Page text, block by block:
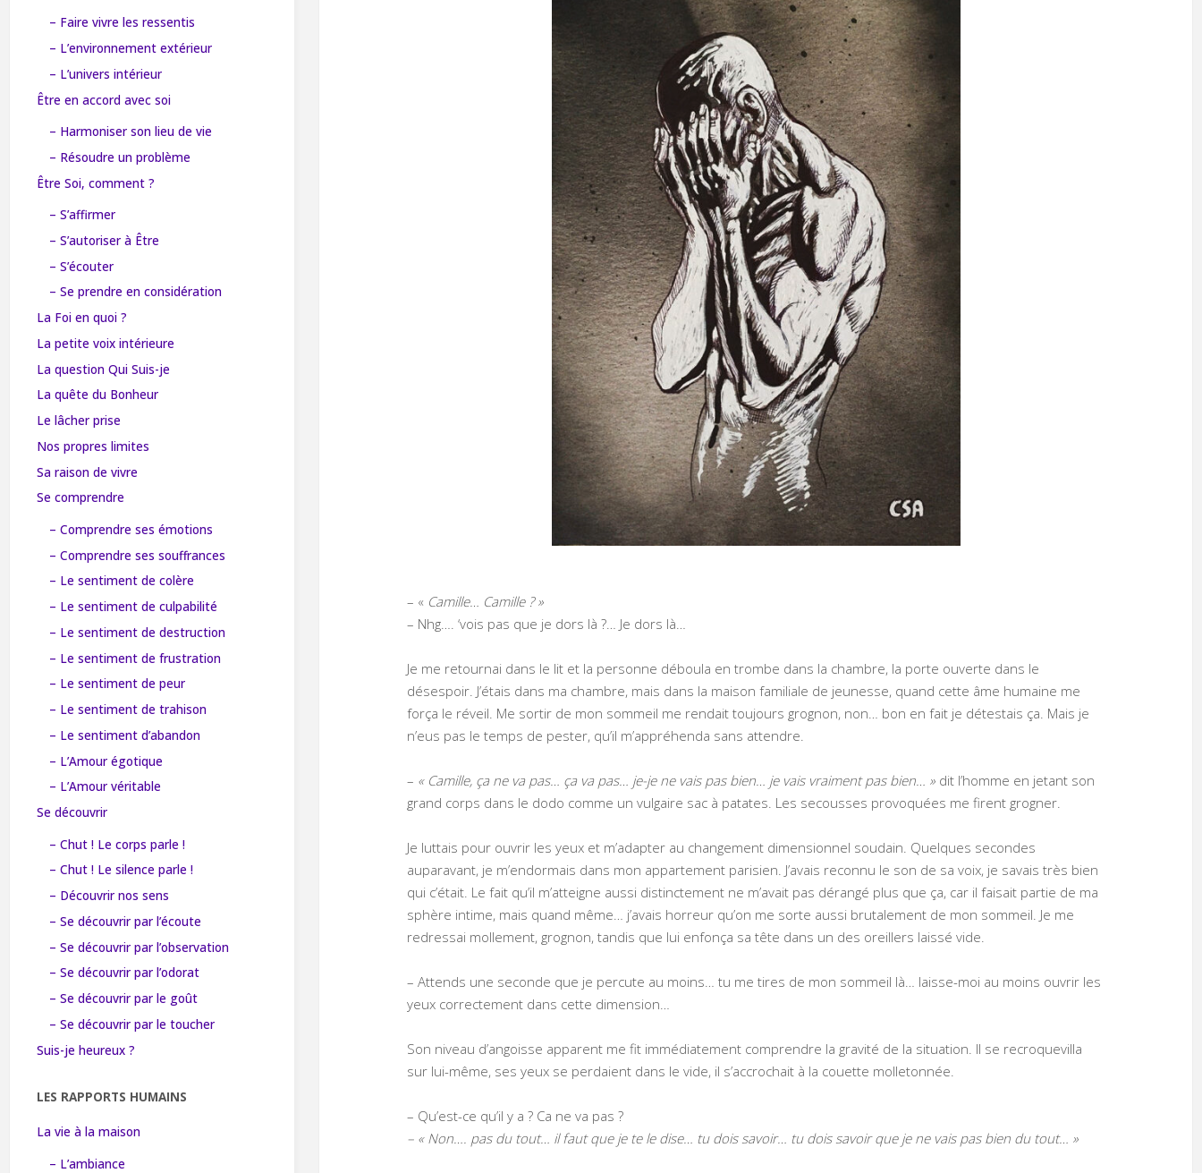
– « Camille… Camille ? »
– Nhg…. ‘vois pas que je dors là ?… Je dors là…
Je me retournai dans le lit et la personne déboula en trombe dans la chambre, la porte ouverte dans le
désespoir. J’étais dans ma chambre, mais dans la maison familiale de jeunesse, quand cette âme humaine me
força le réveil. Me sortir de mon sommeil me rendait toujours grognon, non… bon en fait je détestais ça. Mais je
n’eus pas le temps de pester, qu’il m’appréhenda sans attendre.
– « Camille, ça ne va pas… ça va pas… je-je ne vais pas bien… je vais vraiment pas bien… » dit l’homme en jetant son
grand corps dans le dodo comme un vulgaire sac à patates. Les secousses provoquées me firent grogner.
Je luttais pour ouvrir les yeux et m’adapter au changement dimensionnel soudain. Quelques secondes
auparavant, je m’endormais dans mon appartement parisien. J’avais reconnu le son de sa voix, je savais très bien
qui c’était. Le fait qu’il m’atteigne aussi distinctement ne m’avait pas dérangé plus que ça, car il faisait partie de ma
sphère intime, mais quand même… j’avais horreur qu’on me sorte aussi brutalement de mon sommeil. Je me
redressai mollement, grognon, tandis que lui enfonça sa tête dans un des oreillers laissé vide.
– Attends une seconde que je percute au moins… tu me tires de mon sommeil là… laisse-moi au moins ouvrir les
yeux correctement dans cette dimension…
Son niveau d’angoisse apparent me fit immédiatement comprendre la gravité de la situation. Il se recroquevilla
sur lui-même, ses yeux se perdaient dans le vide, il s’accrochait à la couette molletonnée.
– Qu’est-ce qu’il y a ? Ca ne va pas ?
– « Non…. pas du tout… il faut que je te le dise… tu dois savoir… tu dois savoir que je ne vais pas bien du tout… »
– Faire vivre les ressentis
– L’environnement extérieur
– L’univers intérieur
Être en accord avec soi
– Harmoniser son lieu de vie
– Résoudre un problème
Être Soi, comment ?
– S’affirmer
– S’autoriser à Être
– S’écouter
– Se prendre en considération
La Foi en quoi ?
La petite voix intérieure
La question Qui Suis-je
La quête du Bonheur
Le lâcher prise
Nos propres limites
Sa raison de vivre
Se comprendre
– Comprendre ses émotions
– Comprendre ses souffrances
– Le sentiment de colère
– Le sentiment de culpabilité
– Le sentiment de destruction
– Le sentiment de frustration
– Le sentiment de peur
– Le sentiment de trahison
– Le sentiment d’abandon
– L’Amour égotique
– L’Amour véritable
Se découvrir
– Chut ! Le corps parle !
– Chut ! Le silence parle !
– Découvrir nos sens
– Se découvrir par l’écoute
– Se découvrir par l’observation
– Se découvrir par l’odorat
– Se découvrir par le goût
– Se découvrir par le toucher
Suis-je heureux ?
LES RAPPORTS HUMAINS
La vie à la maison
– L’ambiance